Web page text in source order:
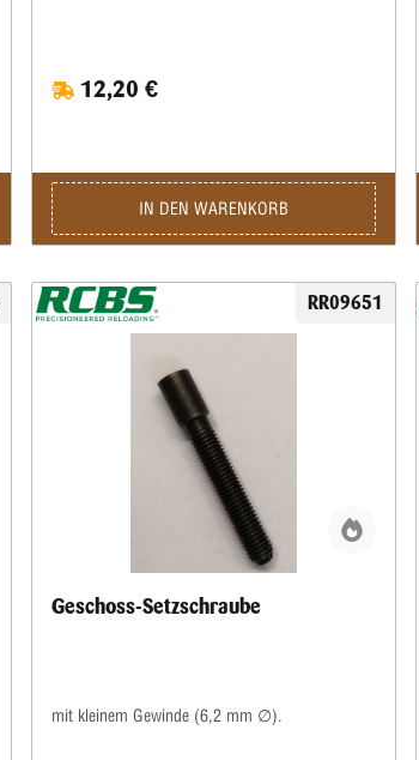
12,20 €
IN DEN WARENKORB
RR09651
Geschoss-Setzschraube
mit kleinem Gewinde (6,2 mm ∅).